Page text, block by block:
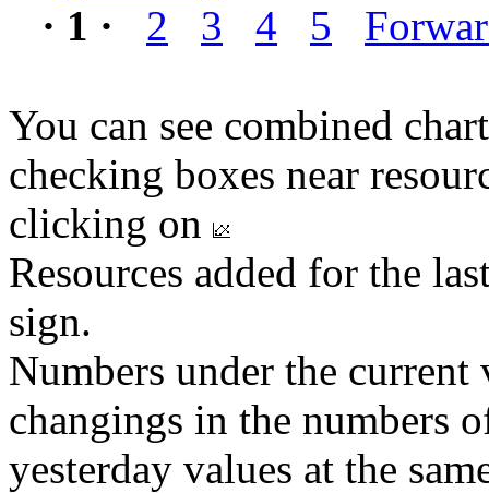
· 1 · 2 3 4 5
You can see combined
checking boxes near
clicking on
Resources added for the
sign.
Numbers under the
changings in the numbers
yesterday values at the